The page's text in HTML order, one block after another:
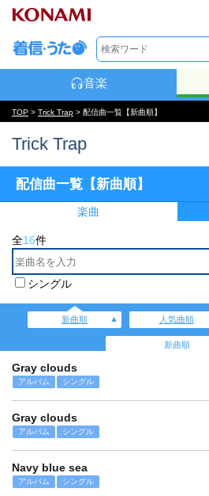
音楽
TOP > Trick Trap > 配信曲一覧【新曲順】
Trick Trap
配信曲一覧【新曲順】
楽曲
全16件
シングル
新曲順 人気曲順
新曲順
Gray clouds
アルバム シングル
Gray clouds
アルバム シングル
Navy blue sea
アルバム シングル